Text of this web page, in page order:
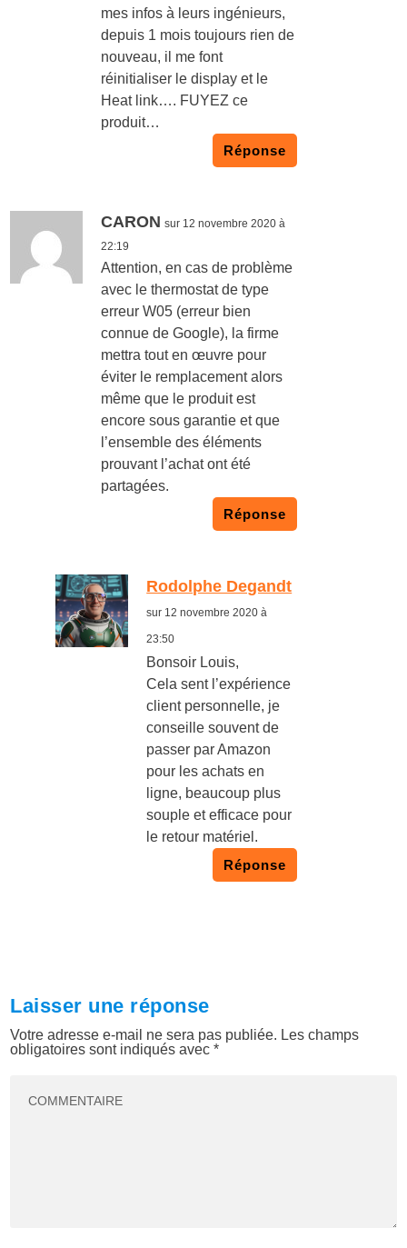
mes infos à leurs ingénieurs,
depuis 1 mois toujours rien de
nouveau, il me font
réinitialiser le display et le
Heat link…. FUYEZ ce
produit…
Réponse
CARON sur 12 novembre 2020 à
22:19
Attention, en cas de problème
avec le thermostat de type
erreur W05 (erreur bien
connue de Google), la firme
mettra tout en œuvre pour
éviter le remplacement alors
même que le produit est
encore sous garantie et que
l’ensemble des éléments
prouvant l’achat ont été
partagées.
Réponse
Rodolphe Degandt
sur 12 novembre 2020 à
23:50
Bonsoir Louis,
Cela sent l’expérience
client personnelle, je
conseille souvent de
passer par Amazon
pour les achats en
ligne, beaucoup plus
souple et efficace pour
le retour matériel.
Réponse
Laisser une réponse
Votre adresse e-mail ne sera pas publiée. Les champs
obligatoires sont indiqués avec*